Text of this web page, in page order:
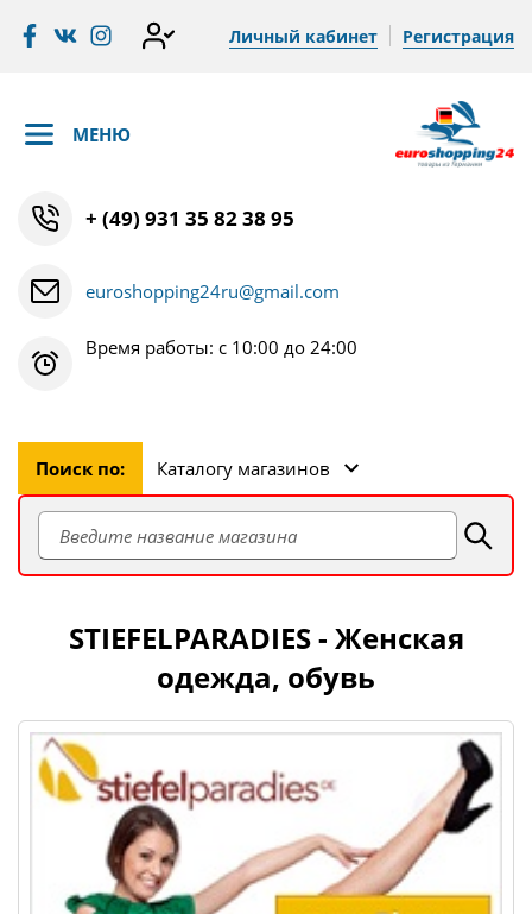
Личный кабинет Регистрация
МЕНЮ
+ (49) 931 35 82 38 95
euroshopping24ru@gmail.com
Время работы: с 10:00 до 24:00
Поиск по: Каталогу магазинов
STIEFELPARADIES - Женская
одежда, обувь